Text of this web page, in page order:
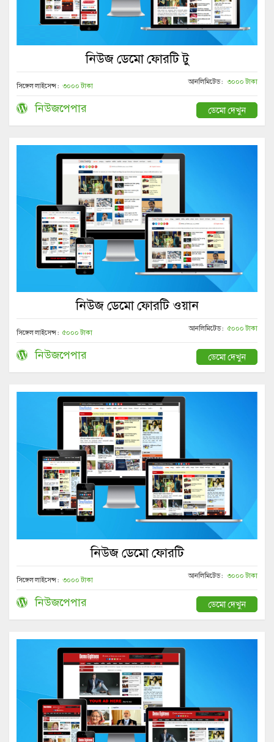
নিউজ ডেমো ফোরটি টু
সিঙ্গেল লাইসেন্স : ৩০০০ টাকা আনলিমিটেড : ৩০০০ টাকা
নিউজপেপার ডেমো দেখুন
নিউজ ডেমো ফোরটি ওয়ান
সিঙ্গেল লাইসেন্স : ৫০০০ টাকা আনলিমিটেড : ৫০০০ টাকা
নিউজপেপার ডেমো দেখুন
নিউজ ডেমো ফোরটি
সিঙ্গেল লাইসেন্স : ৩০০০ টাকা আনলিমিটেড : ৩০০০ টাকা
নিউজপেপার ডেমো দেখুন